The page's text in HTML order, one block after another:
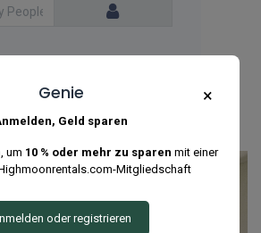
Genie ×
Geld sparen
um 10 % oder mehr zu sparen mit einer
Mitgliedschaft
oder registrieren